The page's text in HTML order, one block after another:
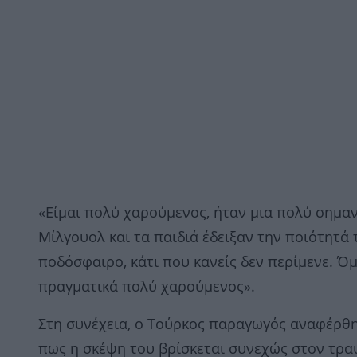
«Είμαι πολύ χαρούμενος, ήταν μια πολύ
Μίλγουολ και τα παιδιά έδειξαν την
ποδόσφαιρο, κάτι που κανείς δεν περίμενε.
πραγματικά πολύ χαρούμενος».
Στη συνέχεια, ο Τούρκος παραγωγός
πως η σκέψη του βρίσκεται συνεχώς στον